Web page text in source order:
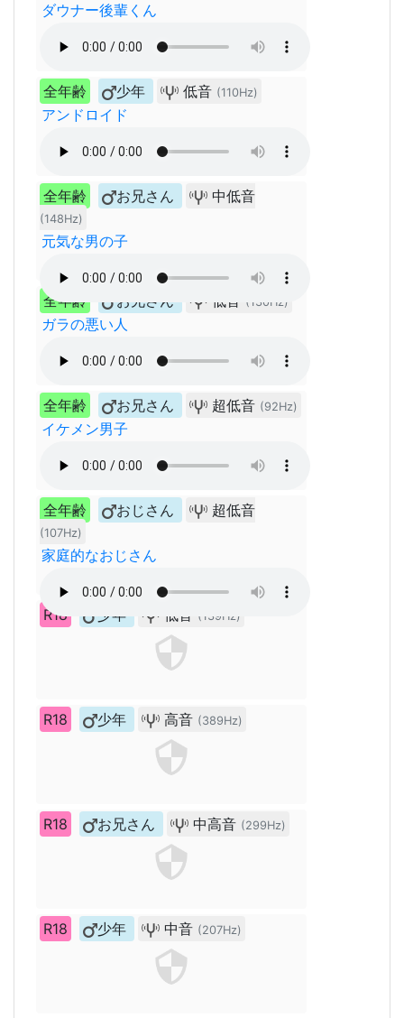
ダウナー後輩くん
全年齢 少年 低音 (110Hz)
アンドロイド
全年齢 お兄さん 中低音
(148Hz)
元気な男の子
全年齢 お兄さん 低音 (130Hz)
ガラの悪い人
全年齢 お兄さん 超低音 (92Hz)
イケメン男子
全年齢 おじさん 超低音
(107Hz)
家庭的なおじさん
R18 少年 低音 (139Hz)
R18 少年 高音 (389Hz)
R18 お兄さん 中高音 (299Hz)
R18 少年 中音 (207Hz)